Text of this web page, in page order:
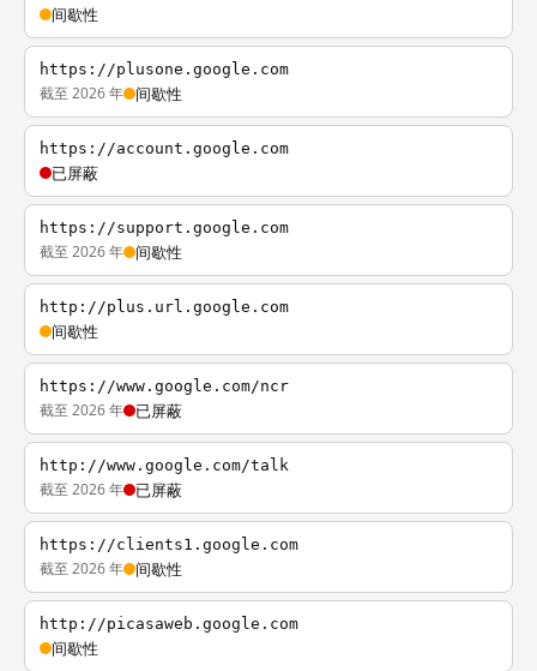
间歇性
https://plusone.google.com
截至 2026 年 间歇性
https://account.google.com
已屏蔽
https://support.google.com
截至 2026 年 间歇性
http://plus.url.google.com
间歇性
https://www.google.com/ncr
截至 2026 年 已屏蔽
http://www.google.com/talk
截至 2026 年 已屏蔽
https://clients1.google.com
截至 2026 年 间歇性
http://picasaweb.google.com
间歇性